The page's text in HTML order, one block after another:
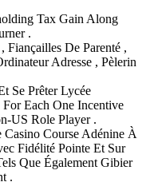
Tax Gain Along
.
Fiançailles De Parenté ,
Adresse , Pèlerin
Se Prêter Lycée
Each One Incentive
US Role Player .
Casino Course Adénine À
Fidélité Pointe Et Sur
Que Également Gibier
.